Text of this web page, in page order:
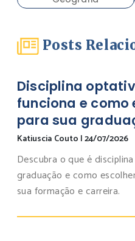
Posts
Disciplina
funciona e como
para sua
Katiuscia Couto |24/07/2026
Descubra o que é
graduação e como
sua formação e carreira.